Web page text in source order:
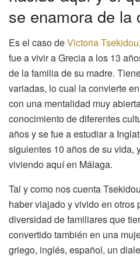
se enamora de la
Es el caso deVictoria Tsekidou
fue a vivir a Grecia a los 13
de la familia de su madre.
variadas, lo cual la convierte
con una mentalidad muy
conocimiento de diferentes
años y se fue a estudiar a
siguientes 10 años de su vida,
viviendo aquí en Málaga.
Tal y como nos cuenta
haber viajado y vivido en otros
diversidad de familiares que
convertido también en una
griego, inglés, español, un